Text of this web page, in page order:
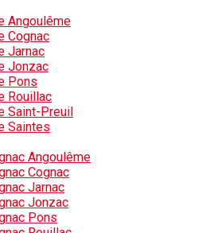
Angoulême
Cognac
Jarnac
Jonzac
Pons
Rouillac
Saint-Preuil
Saintes
Angoulême
Cognac
Jarnac
Jonzac
Pons